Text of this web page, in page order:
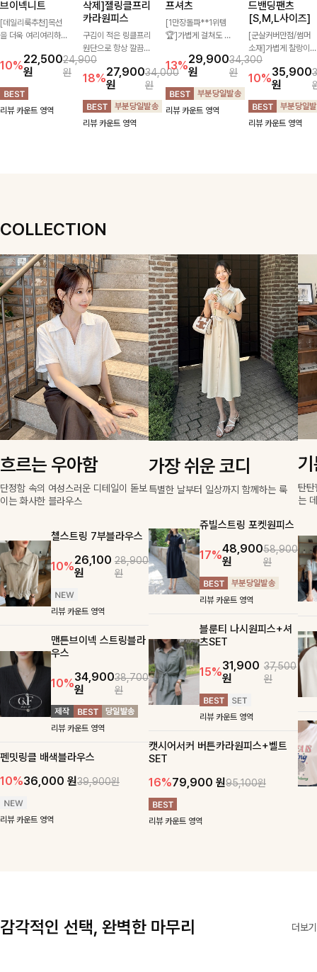
브이넥니트
[데일리룩추천]목선
을 더욱 여리여리하게
자인으로 깔끔한 무드
를 완성해주는 니트
🤍 부드러운 착용감
과 베이직한 실루엣으
로 단독은 물론 다양
10%22,500
원
24,900
원
리뷰 카운트 영역
삭제]젤링클프리
카라원피스
구김이 적은 링클프리
원단으로 항상 깔끔하
게 착용 가능하며 일
자로 떨어지는 넉넉한
핏으로 군살을 완벽히
커버해주는 원피스에
요🖤
18%27,900
원
34,000
원
리뷰 카운트 영역
프셔츠
[1만장돌파**1위템
🏆]가볍게 걸쳐도 살
감, 여름에 딱 맞는 코
튼 셔츠❤️ 여유 있는
핏과 스트라이프 패
턴, 자연스러운 실루
엣으로 데일리 코디에
13%29,900
원
34,300
원
리뷰 카운트 영역
드밴딩팬츠
[S,M,L사이즈]
[군살커버만점/썸머
소재]가볍게 찰랑이는
원단과 여유로운 와이
드 핏으로 하루 종일
편안하게 착용하실 수
있는 팬츠입니다 🖤
✨ 허리 전체 밴딩과
스트링 디테일로 안정
10%35,900
원
리뷰 카운트 영역
COLLECTION
흐르는 우아함
단정함 속의 여성스러운 디테일이 돋보
이는 화사한 블라우스
첼스트링 7부블라우스
10%26,100
원
28,900
원
리뷰 카운트 영역
맨튼브이넥 스트링블라
우스
10%34,900
원
38,700
원
리뷰 카운트 영역
펜밋링클 배색블라우스
10%36,000 원39,900원
리뷰 카운트 영역
가장 쉬운 코디
특별한 날부터 일상까지 함께하는 룩
쥬빌스트링 포켓원피스
17%48,900
원
58,900
원
리뷰 카운트 영역
블룬티 나시원피스+셔
츠SET
15%31,900
원
37,500
원
리뷰 카운트 영역
캣시어서커 버튼카라원피스+벨트
SET
16%79,900 원95,100원
리뷰 카운트 영역
탄
는
감각적인 선택, 완벽한 마무리 더보기